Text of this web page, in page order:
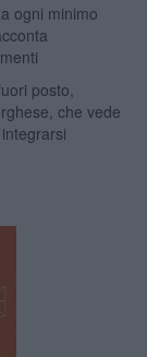
ogni minimo
posto,
che vede